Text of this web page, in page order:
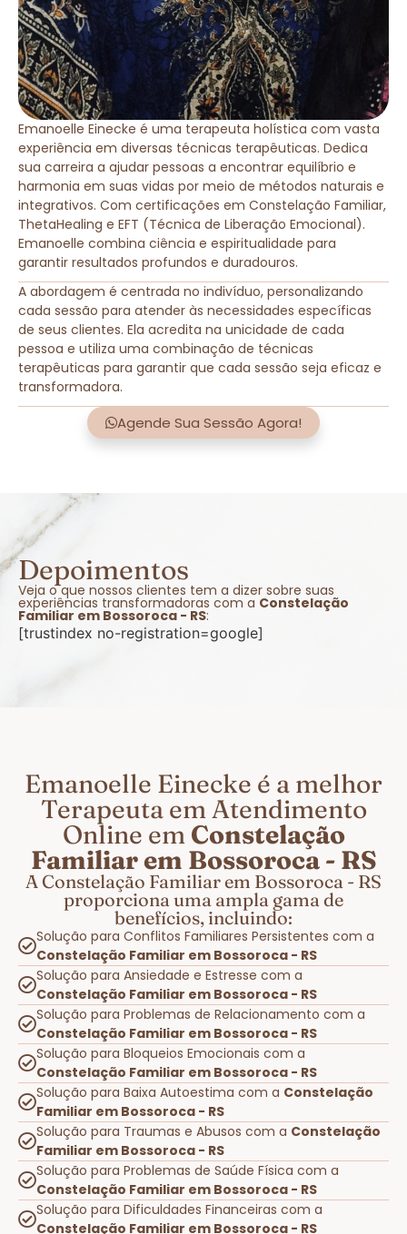
Emanoelle Einecke é uma terapeuta holística com vasta
experiência em diversas técnicas terapêuticas. Dedica
sua carreira a ajudar pessoas a encontrar equilíbrio e
harmonia em suas vidas por meio de métodos naturais e
integrativos. Com certificações em Constelação Familiar,
ThetaHealing e EFT (Técnica de Liberação Emocional).
Emanoelle combina ciência e espiritualidade para
garantir resultados profundos e duradouros.
A abordagem é centrada no indivíduo, personalizando
cada sessão para atender às necessidades específicas
de seus clientes. Ela acredita na unicidade de cada
pessoa e utiliza uma combinação de técnicas
terapêuticas para garantir que cada sessão seja eficaz e
transformadora.
Agende Sua Sessão Agora!
Depoimentos
Veja o que nossos clientes tem a dizer sobre suas
experiências transformadoras com a Constelação
Familiar em Bossoroca - RS:
[trustindex no-registration=google]
Emanoelle Einecke é a melhor
Terapeuta em Atendimento
Online em Constelação
Familiar em Bossoroca - RS
A Constelação Familiar em Bossoroca - RS
proporciona uma ampla gama de
benefícios, incluindo:
Solução para Conflitos Familiares Persistentes com a
Constelação Familiar em Bossoroca - RS
Solução para Ansiedade e Estresse com a
Constelação Familiar em Bossoroca - RS
Solução para Problemas de Relacionamento com a
Constelação Familiar em Bossoroca - RS
Solução para Bloqueios Emocionais com a
Constelação Familiar em Bossoroca - RS
Solução para Baixa Autoestima com a Constelação
Familiar em Bossoroca - RS
Solução para Traumas e Abusos com a Constelação
Familiar em Bossoroca - RS
Solução para Problemas de Saúde Física com a
Constelação Familiar em Bossoroca - RS
Solução para Dificuldades Financeiras com a
Constelação Familiar em Bossoroca - RS